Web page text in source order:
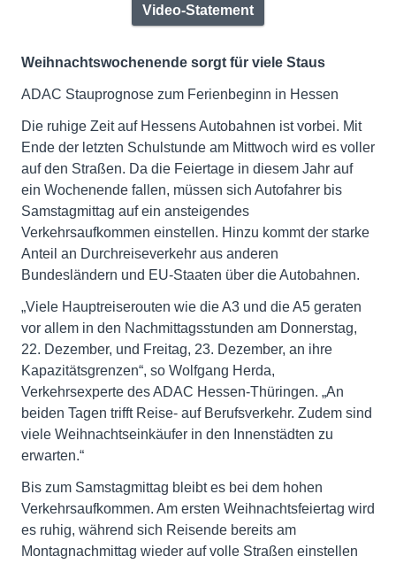
Video-Statement
Weihnachtswochenende sorgt für viele Staus
ADAC Stauprognose zum Ferienbeginn in Hessen
Die ruhige Zeit auf Hessens Autobahnen ist vorbei. Mit
Ende der letzten Schulstunde am Mittwoch wird es voller
auf den Straßen. Da die Feiertage in diesem Jahr auf
ein Wochenende fallen, müssen sich Autofahrer bis
Samstagmittag auf ein ansteigendes
Verkehrsaufkommen einstellen. Hinzu kommt der starke
Anteil an Durchreiseverkehr aus anderen
Bundesländern und EU-Staaten über die Autobahnen.
„Viele Hauptreiserouten wie die A3 und die A5 geraten
vor allem in den Nachmittagsstunden am Donnerstag,
22. Dezember, und Freitag, 23. Dezember, an ihre
Kapazitätsgrenzen“, so Wolfgang Herda,
Verkehrsexperte des ADAC Hessen-Thüringen. „An
beiden Tagen trifft Reise- auf Berufsverkehr. Zudem sind
viele Weihnachtseinkäufer in den Innenstädten zu
erwarten.“
Bis zum Samstagmittag bleibt es bei dem hohen
Verkehrsaufkommen. Am ersten Weihnachtsfeiertag wird
es ruhig, während sich Reisende bereits am
Montagnachmittag wieder auf volle Straßen einstellen